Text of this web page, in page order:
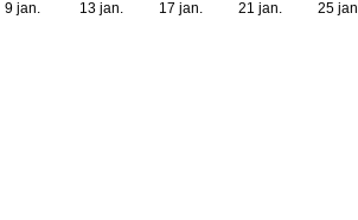
9 jan. 13 jan. 17 jan. 21 jan. 25 jan.